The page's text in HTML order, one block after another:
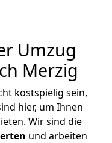
Umzug
Merzig
kostspielig sein,
hier, um Ihnen
Wir sind die
und arbeiten